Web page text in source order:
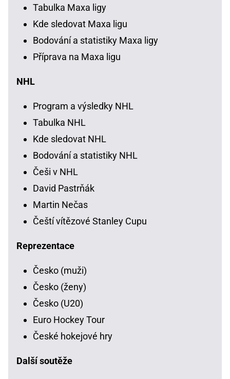
Tabulka Maxa ligy
Kde sledovat Maxa ligu
Bodování a statistiky Maxa ligy
Příprava na Maxa ligu
NHL
Program a výsledky NHL
Tabulka NHL
Kde sledovat NHL
Bodování a statistiky NHL
Češi v NHL
David Pastrňák
Martin Nečas
Čeští vítězové Stanley Cupu
Reprezentace
Česko (muži)
Česko (ženy)
Česko (U20)
Euro Hockey Tour
České hokejové hry
Další soutěže